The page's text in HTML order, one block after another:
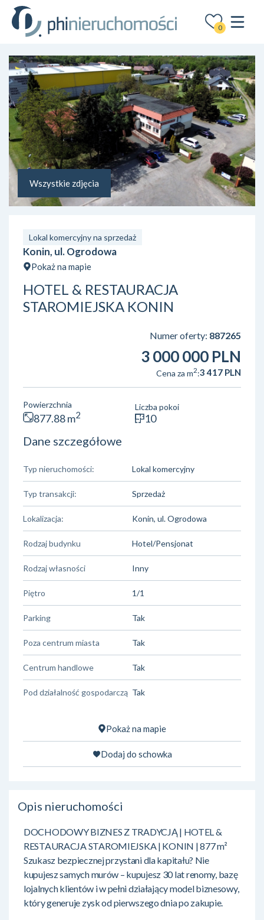
0
Wszystkie zdjęcia
Lokal komercyjny na sprzedaż
Konin, ul. Ogrodowa
Pokaż na mapie
HOTEL & RESTAURACJA
STAROMIEJSKA KONIN
Numer oferty: 887265
3 000 000 PLN
Cena za m2:3 417 PLN
Powierzchnia
877.88 m2
Liczba pokoi
10
Dane szczegółowe
Typ nieruchomości: Lokal komercyjny
Typ transakcji: Sprzedaż
Lokalizacja: Konin, ul. Ogrodowa
Rodzaj budynku Hotel/Pensjonat
Rodzaj własności Inny
Piętro 1/1
Parking Tak
Poza centrum miasta Tak
Centrum handlowe Tak
Pod działalność gospodarczą Tak
Pokaż na mapie
Dodaj do schowka
Opis nieruchomości
DOCHODOWY BIZNES Z TRADYCJĄ | HOTEL &
RESTAURACJA STAROMIEJSKA | KONIN | 877 m²
Szukasz bezpiecznej przystani dla kapitału? Nie
kupujesz samych murów – kupujesz 30 lat renomy, bazę
lojalnych klientów i w pełni działający model biznesowy,
który generuje zysk od pierwszego dnia po zakupie.